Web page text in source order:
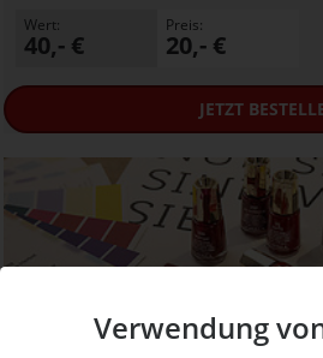
Verwendung
Wert:
40,- €
Preis:
20,- €
JETZT